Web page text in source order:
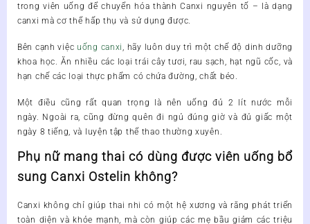
trong viên uống để chuyển hóa thành Canxi nguyên tố – là dạng
canxi mà cơ thể hấp thụ và sử dụng được.
Bên cạnh việcuống canxi
, hãy luôn duy trì một chế độ dinh dưỡng
khoa học. Ăn nhiều các loại trái cây tươi, rau sạch, hạt ngũ cốc, và
hạn chế các loại thực phẩm có chứa đường, chất béo.
Một điều cũng rất quan trọng là nên uống đủ 2 lít nước mỗi
ngày. Ngoài ra, cũng đừng quên đi ngủ đúng giờ và đủ giấc một
ngày 8 tiếng, và luyện tập thể thao thường xuyên.
Phụ nữ mang thai có dùng được viên uống bổ
sung Canxi Ostelin không?
Canxi không chỉ giúp thai nhi có một hệ xương và răng phát triển
toàn diện và khỏe mạnh, mà còn giúp các mẹ bầu giảm các triệu